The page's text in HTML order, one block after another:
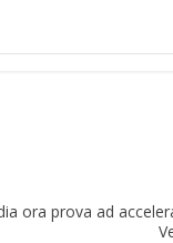
ora prova ad